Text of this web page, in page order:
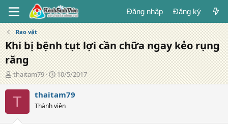
Đăng nhập Đăng ký
Rao vặt
Khi bị bệnh tụt lợi cần chữa ngay kẻo rụng
răng
T
á
c
ả
thaitam79
N
g
à
y
đ
10/5/2017
T thaitam79
Thành viên